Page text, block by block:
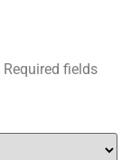
Required fields